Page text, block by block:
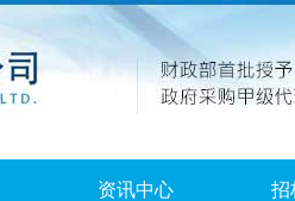
资讯中心 招